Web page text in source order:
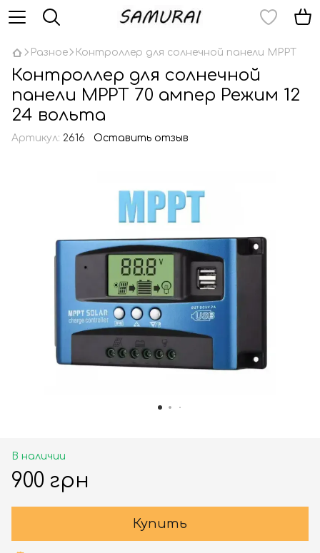
Разное Контроллер для солнечной панели MPPT
Контроллер для солнечной
панели MPPT 70 ампер Режим 12
24 вольта
Артикул: 2616 Оставить отзыв
В наличии
900 грн
Купить